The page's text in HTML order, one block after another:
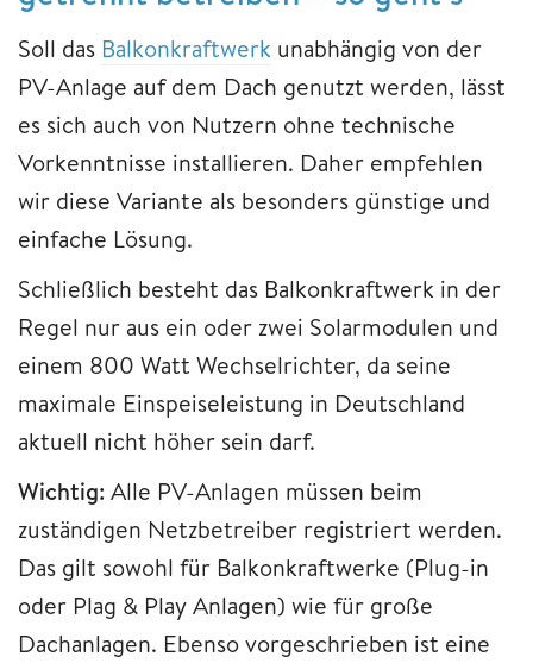
Soll das Balkonkraftwerk unabhängig von der
PV-Anlage auf dem Dach genutzt werden, lässt
es sich auch von Nutzern ohne technische
Vorkenntnisse installieren. Daher empfehlen
wir diese Variante als besonders günstige und
einfache Lösung.
Schließlich besteht das Balkonkraftwerk in der
Regel nur aus ein oder zwei Solarmodulen und
einem 800 Watt Wechselrichter, da seine
maximale Einspeiseleistung in Deutschland
aktuell nicht höher sein darf.
Wichtig: Alle PV-Anlagen müssen beim
zuständigen Netzbetreiber registriert werden.
Das gilt sowohl für Balkonkraftwerke (Plug-in
oder Plag & Play Anlagen) wie für große
Dachanlagen. Ebenso vorgeschrieben ist eine